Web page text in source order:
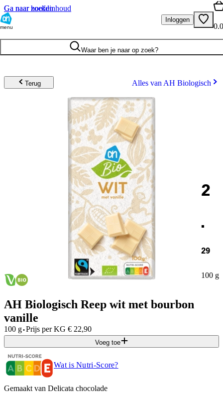
Ga naar hoofdinhoud
Ga naar zoeken
menu
Inloggen
Waar ben je naar op zoek?
Terug Alles van AH Biologisch
2
.
29
100 g
AH Biologisch Reep wit met bourbon
vanille
100 g·Prijs per KG € 22,90
Voeg toe
Wat is Nutri-Score?
Gemaakt van Delicata chocolade